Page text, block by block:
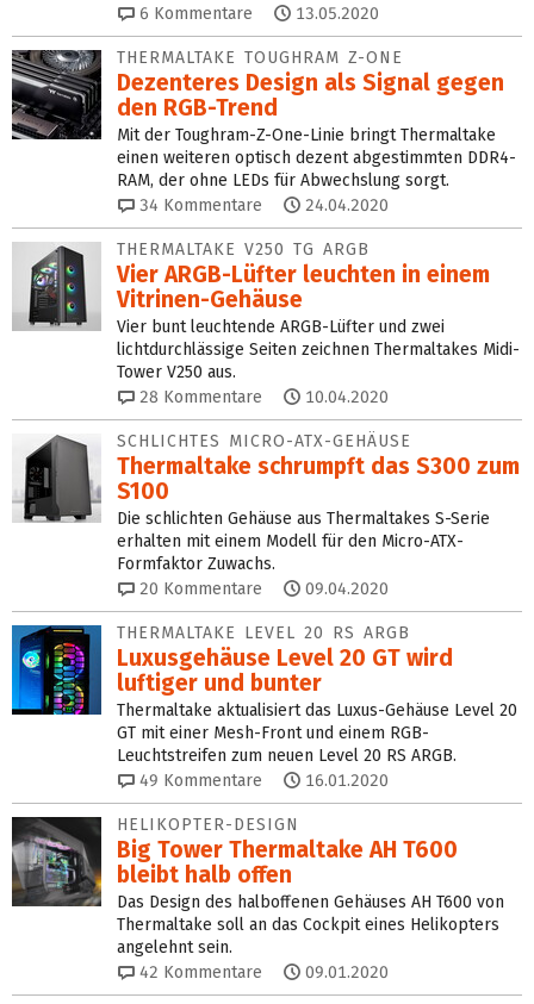
6 Kommentare 13.05.2020
THERMALTAKE TOUGHRAM Z-ONE
Dezenteres Design als Signal gegen
den RGB-Trend
Mit der Toughram-Z-One-Linie bringt Thermaltake
einen weiteren optisch dezent abgestimmten DDR4-
RAM, der ohne LEDs für Abwechslung sorgt.
34 Kommentare 24.04.2020
THERMALTAKE V250 TG ARGB
Vier ARGB-Lüfter leuchten in einem
Vitrinen-Gehäuse
Vier bunt leuchtende ARGB-Lüfter und zwei
lichtdurchlässige Seiten zeichnen Thermaltakes Midi-
Tower V250 aus.
28 Kommentare 10.04.2020
SCHLICHTES MICRO-ATX-GEHÄUSE
Thermaltake schrumpft das S300 zum
S100
Die schlichten Gehäuse aus Thermaltakes S-Serie
erhalten mit einem Modell für den Micro-ATX-
Formfaktor Zuwachs.
20 Kommentare 09.04.2020
THERMALTAKE LEVEL 20 RS ARGB
Luxusgehäuse Level 20 GT wird
luftiger und bunter
Thermaltake aktualisiert das Luxus-Gehäuse Level 20
GT mit einer Mesh-Front und einem RGB-
Leuchtstreifen zum neuen Level 20 RS ARGB.
49 Kommentare 16.01.2020
HELIKOPTER-DESIGN
Big Tower Thermaltake AH T600
bleibt halb offen
Das Design des halboffenen Gehäuses AH T600 von
Thermaltake soll an das Cockpit eines Helikopters
angelehnt sein.
42 Kommentare 09.01.2020